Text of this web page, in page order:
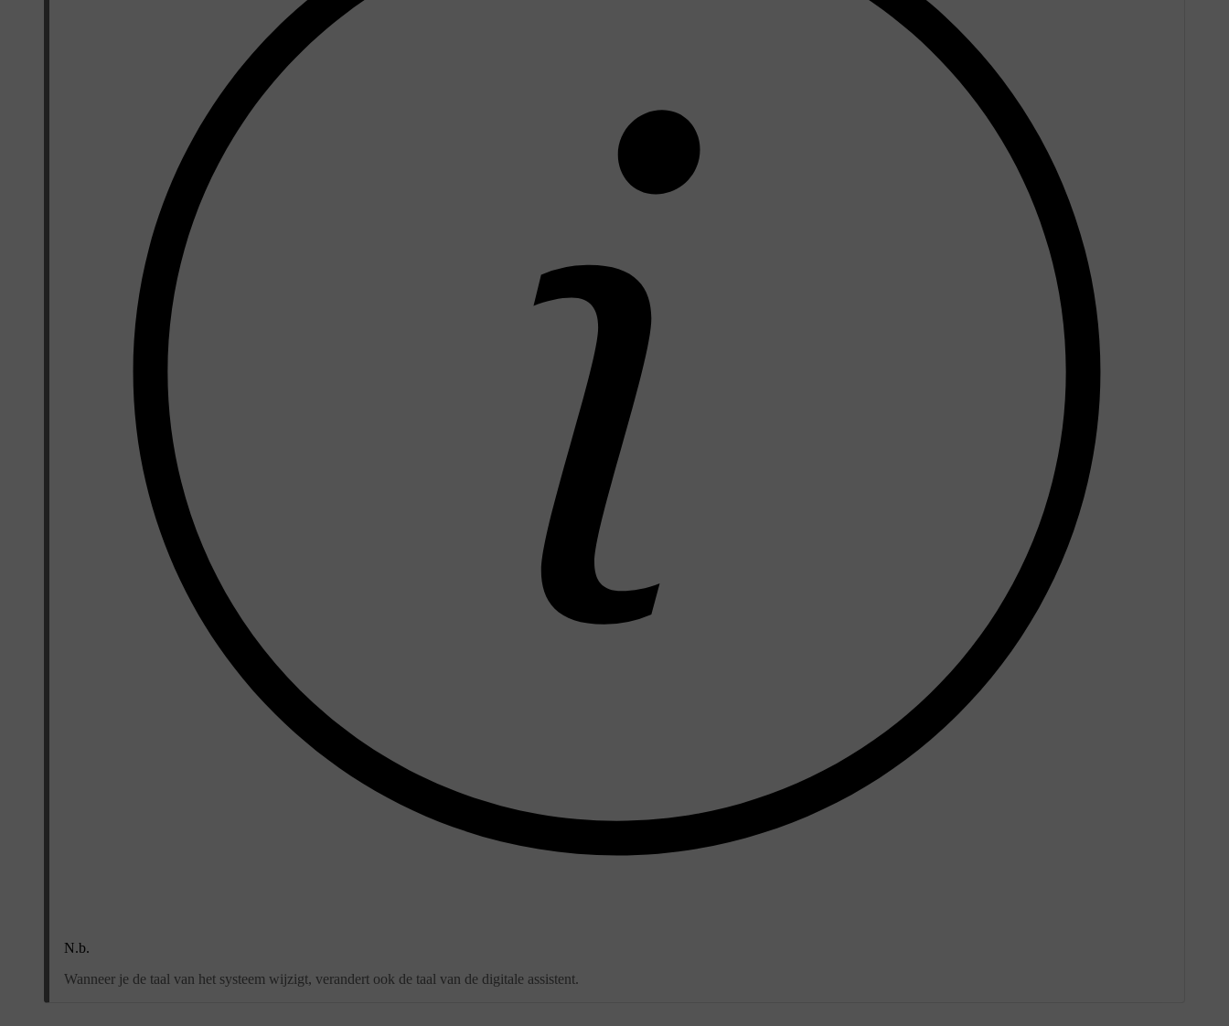
N.b.
Wanneer je de taal van het systeem wijzigt, verandert ook de taal van de digitale assistent.